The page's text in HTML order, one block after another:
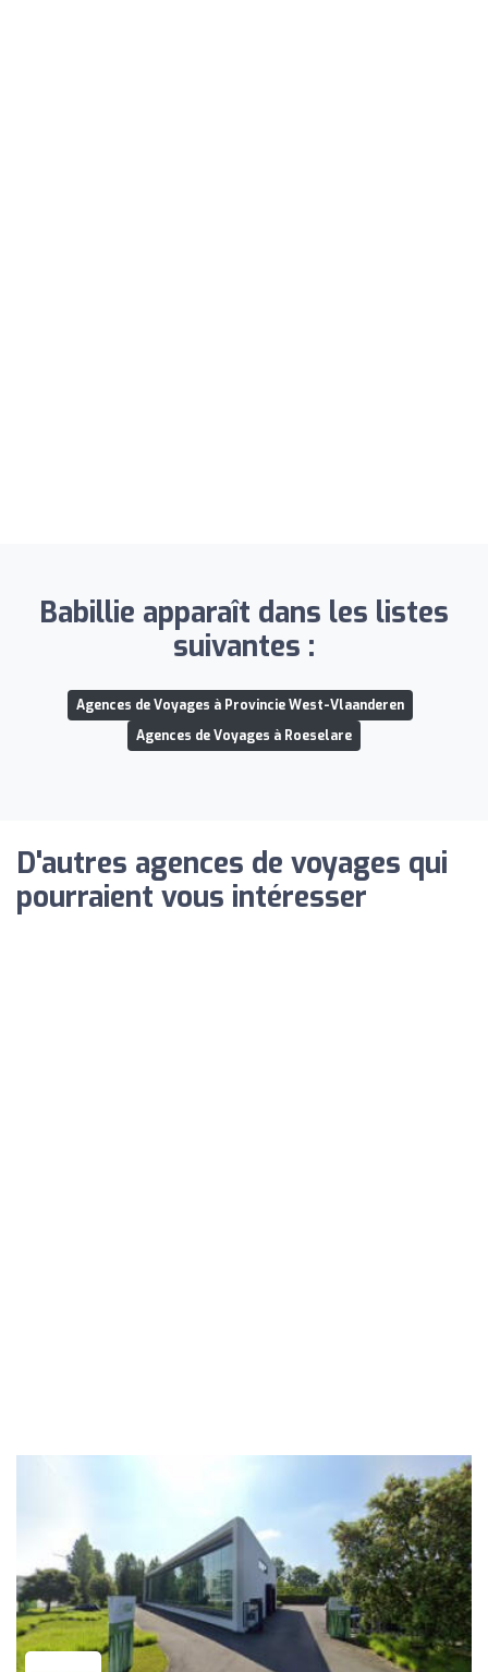
Babillie apparaît dans les listes
suivantes :
Agences de Voyages à Provincie West-Vlaanderen
Agences de Voyages à Roeselare
D'autres agences de voyages qui
pourraient vous intéresser